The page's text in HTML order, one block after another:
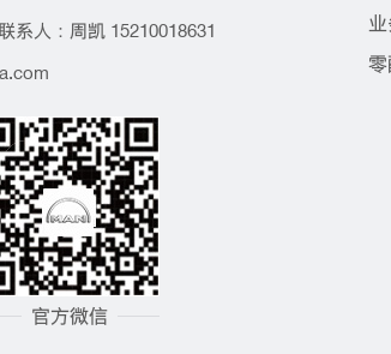
系人：周凯 15210018631
官方微信